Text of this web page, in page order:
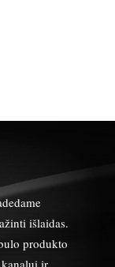
išlaidas.
produkto
ir